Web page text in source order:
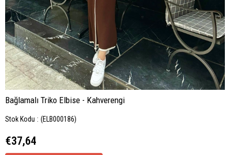
Bağlamalı Triko Elbise - Kahverengi
Stok Kodu (ELB000186)
€37,64